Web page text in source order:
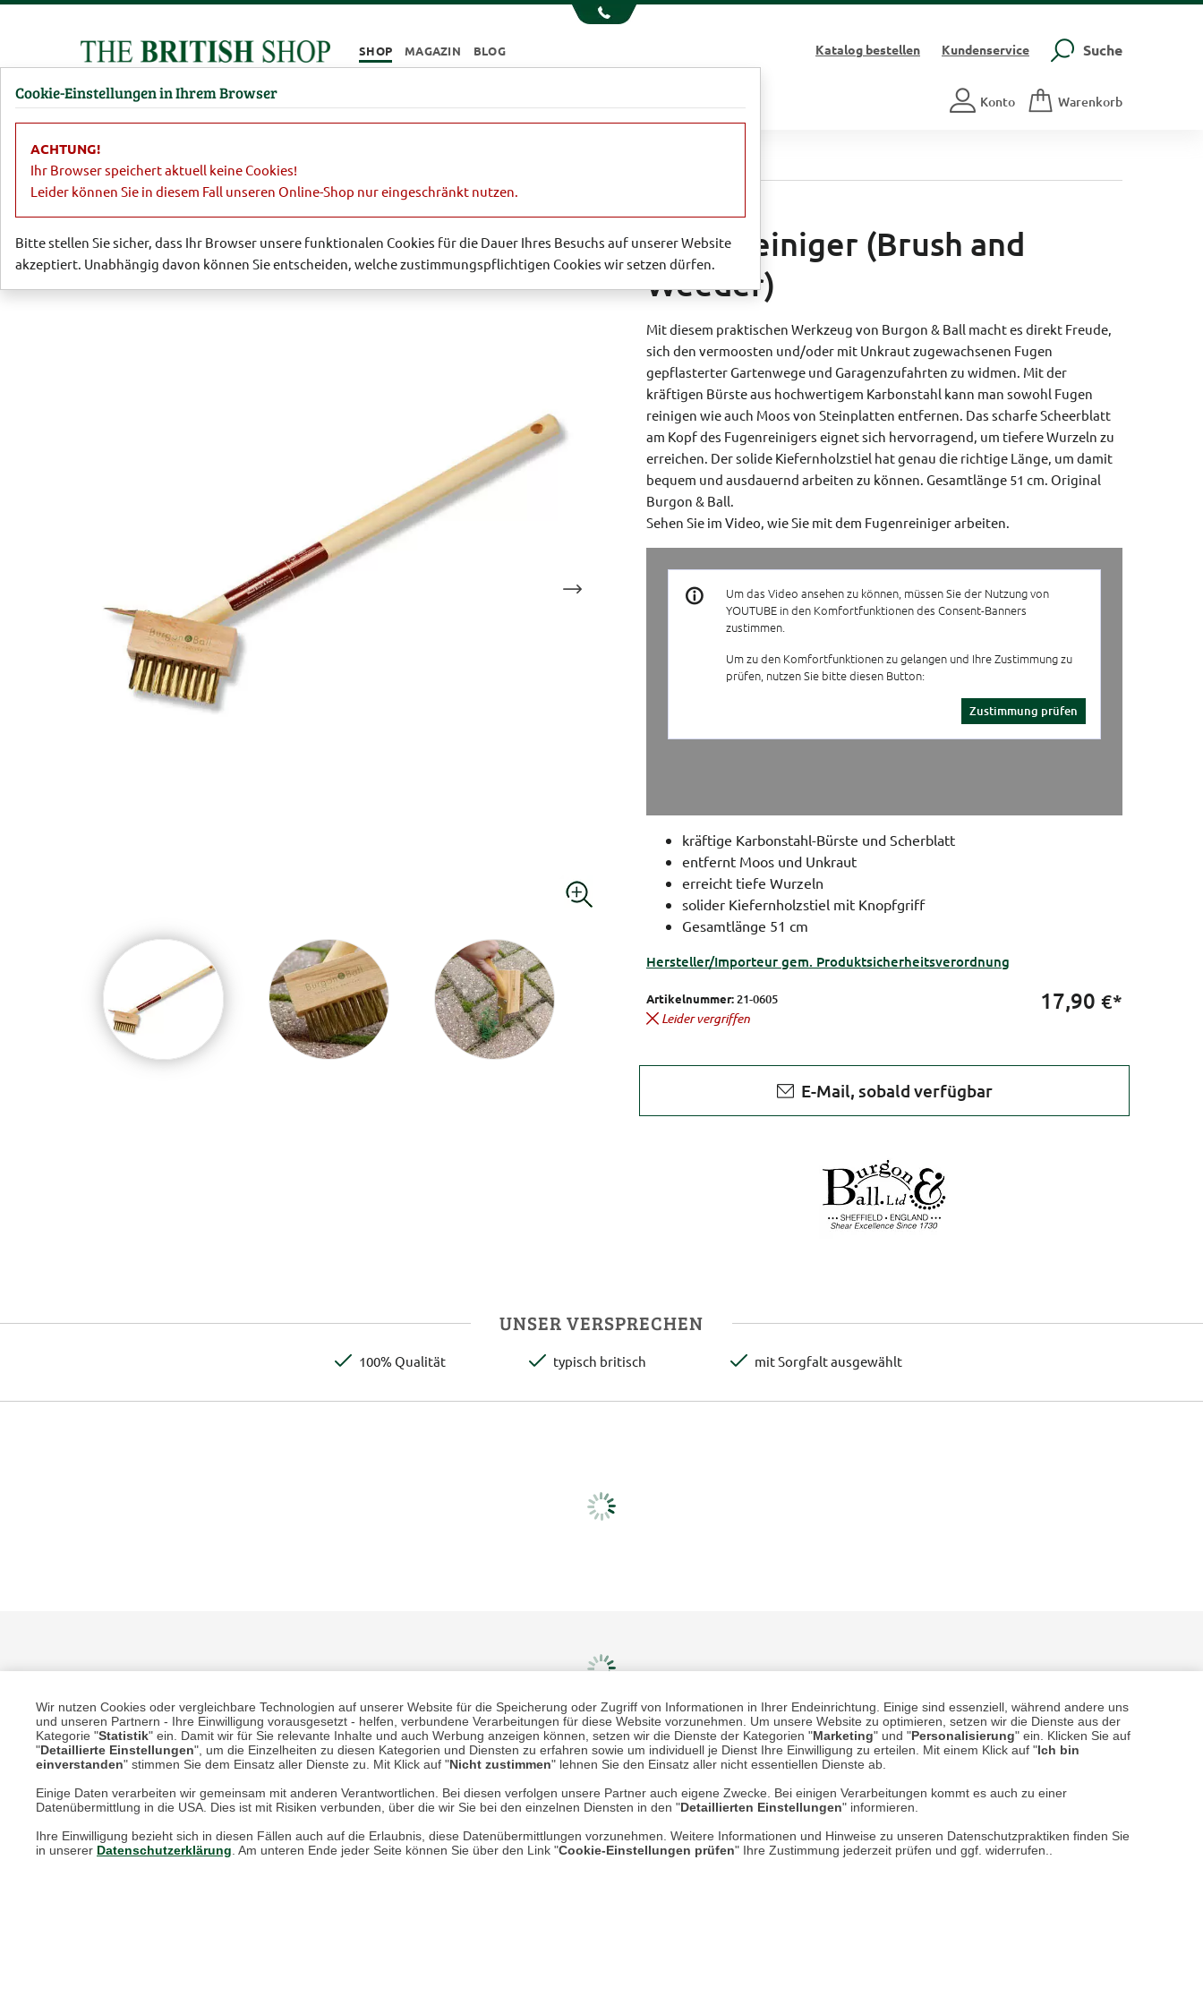
Wir nutzen Cookies oder vergleichbare Technologien auf unserer Website für die Speicherung oder Zugriff von Informationen in Ihrer Endeinrichtung. Einige sind essenziell, während andere uns
und unseren Partnern - Ihre Einwilligung vorausgesetzt - helfen, verbundene Verarbeitungen für diese Website vorzunehmen. Um unsere Website zu optimieren, setzen wir die Dienste aus der
Kategorie "Statistik" ein. Damit wir für Sie relevante Inhalte und auch Werbung anzeigen können, setzen wir die Dienste der Kategorien "Marketing" und "Personalisierung" ein. Klicken Sie auf
"Detaillierte Einstellungen", um die Einzelheiten zu diesen Kategorien und Diensten zu erfahren sowie um individuell je Dienst Ihre Einwilligung zu erteilen. Mit einem Klick auf "Ich bin
einverstanden" stimmen Sie dem Einsatz aller Dienste zu. Mit Klick auf "Nicht zustimmen" lehnen Sie den Einsatz aller nicht essentiellen Dienste ab.
Einige Daten verarbeiten wir gemeinsam mit anderen Verantwortlichen. Bei diesen verfolgen unsere Partner auch eigene Zwecke. Bei einigen Verarbeitungen kommt es auch zu einer
Datenübermittlung in die USA. Dies ist mit Risiken verbunden, über die wir Sie bei den einzelnen Diensten in den "Detaillierten Einstellungen" informieren.
Ihre Einwilligung bezieht sich in diesen Fällen auch auf die Erlaubnis, diese Datenübermittlungen vorzunehmen. Weitere Informationen und Hinweise zu unseren Datenschutzpraktiken finden Sie
in unserer Datenschutzerklärung. Am unteren Ende jeder Seite können Sie über den Link "Cookie-Einstellungen prüfen" Ihre Zustimmung jederzeit prüfen und ggf. widerrufen..
SHOP MAGAZIN BLOG Katalogbestellen Kundenservice Suche
Damen Herren Barbour Parfümerie Konto Warenkorb
Fugenreiniger (Brush and
Weeder)
Mit diesem praktischen Werkzeug von Burgon & Ball macht es direkt Freude,
sich den vermoosten und/oder mit Unkraut zugewachsenen Fugen
gepflasterter Gartenwege und Garagenzufahrten zu widmen. Mit der
kräftigen Bürste aus hochwertigem Karbonstahl kann man sowohl Fugen
reinigen wie auch Moos von Steinplatten entfernen. Das scharfe Scheerblatt
am Kopf des Fugenreinigers eignet sich hervorragend, um tiefere Wurzeln zu
erreichen. Der solide Kiefernholzstiel hat genau die richtige Länge, um damit
bequem und ausdauernd arbeiten zu können. Gesamtlänge 51 cm. Original
Burgon & Ball.
Sehen Sie im Video, wie Sie mit dem Fugenreiniger arbeiten.
Um das Video ansehen zu können, müssen Sie der Nutzung von
YOUTUBE in den Komfortfunktionen des Consent-Banners
zustimmen.
Um zu den Komfortfunktionen zu gelangen und Ihre Zustimmung zu
prüfen, nutzen Sie bitte diesen Button:
Zustimmung prüfen
kräftige Karbonstahl-Bürste und Scherblatt
entfernt Moos und Unkraut
erreicht tiefe Wurzeln
solider Kiefernholzstiel mit Knopfgriff
Gesamtlänge 51 cm
Hersteller/Importeur gem. Produktsicherheitsverordnung
Artikelnummer:21-0605
Leider vergriffen
17,90 €*
E-Mail, sobald verfügbar
UNSER VERSPRECHEN
100% Qualität typisch britisch mit Sorgfalt ausgewählt
Unsere Services für Sie
Online Magazin
Newsletter-Archiv
Mehr erfahren
Über uns
AGB
UnsereVersand- und Zahlungsarten
Cookie-Einstellungen in Ihrem Browser
ACHTUNG!
Ihr Browser speichert aktuell keine Cookies!
Leider können Sie in diesem Fall unseren Online-Shop nur eingeschränkt nutzen.
Bitte stellen Sie sicher, dass Ihr Browser unsere funktionalen Cookies für die Dauer Ihres Besuchs auf unserer Website
akzeptiert. Unabhängig davon können Sie entscheiden, welche zustimmungspflichtigen Cookies wir setzen dürfen.